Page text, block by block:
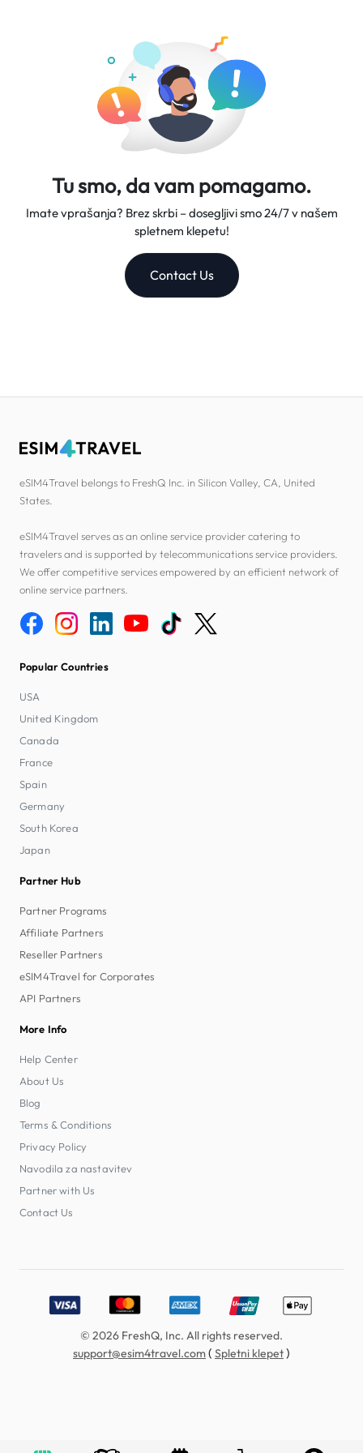
zaupanja vrednega sopotnika na vaših potovanjih.
Tu smo, da vam pomagamo.
Imate vprašanja? Brez skrbi – dosegljivi smo 24/7 v našem
spletnem klepetu!
Contact Us
eSIM4Travel belongs to FreshQ Inc. in Silicon Valley, CA, United
States.
eSIM4Travel serves as an online service provider catering to
travelers and is supported by telecommunications service providers.
We offer competitive services empowered by an efficient network of
online service partners.
Popular Countries
USA
United Kingdom
Canada
France
Spain
Germany
South Korea
Japan
Partner Hub
Partner Programs
Affiliate Partners
Reseller Partners
eSIM4Travel for Corporates
API Partners
More Info
Help Center
About Us
Blog
Terms & Conditions
Privacy Policy
Navodila za nastavitev
Partner with Us
Contact Us
Accepted payment methods: Visa, MasterCard, American
© 2026 FreshQ, Inc. All rights reserved.
support@esim4travel.com( Spletni klepet)